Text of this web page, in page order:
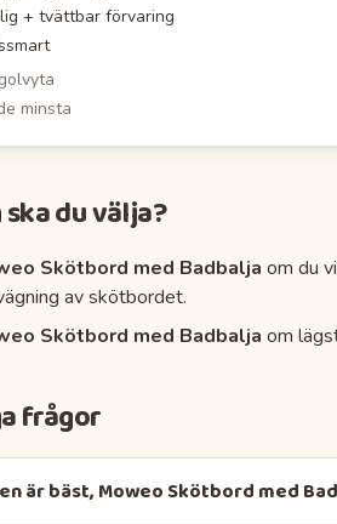
+ tvättbar förvaring
minsta
du välja?
Skötbord med Badbalja om du
avskötbordet.
Skötbord med Badbalja om
frågor
är bäst, Moweo Skötbord med